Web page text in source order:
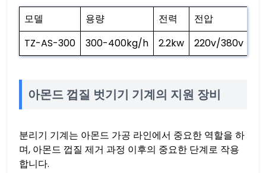
모델 용량 전력 전압
TZ-AS-300
300-400kg/h 2.2kw 220v/380v
아몬드 껍질 벗기기 기계의 지원 장비
분리기 기계는 아몬드 가공 라인에서 중요한 역할을 하
며, 아몬드 껍질 제거 과정 이후의 중요한 단계로 작용
합니다.